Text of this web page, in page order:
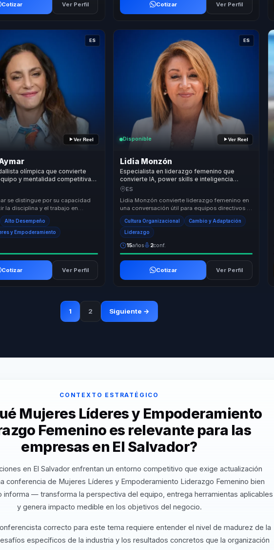
Cotizar Ver Perfil Cotizar Ver Perfil
ES
Ver Reel
olímpica que convierte
y mentalidad competitiva
y alto rendimiento para
se distingue por su capacidad
la disciplina y el trabajo en
en herramientas poderosas
Alto Desempeño
y Empoderamiento
Cotizar Ver Perfil
ES
Disponible Ver Reel
Lidia Monzón
Especialista en liderazgo femenino que
convierte IA, power skills e inteligencia
emocional en visibilidad, criterio y
ES
Lidia Monzón convierte liderazgo femenino en
una conversación útil para equipos directivos y
organizaciones en transformación. Conecta
IA...Cultura Organizacional Cambio y Adaptación
Liderazgo
15años 2conf.
Cotizar Ver Perfil
1 2 Siguiente →
CONTEXTO ESTRATÉGICO
Mujeres Líderes y Empoderamiento
Femenino es relevante para las
empresas en El Salvador?
en El Salvador enfrentan un entorno competitivo que exige actualización
conferencia de Mujeres Líderes y Empoderamiento Liderazgo Femenino bien
informa — transforma la perspectiva del equipo, entrega herramientas aplicables
y genera impacto medible en los objetivos del negocio.
correcto para este tema requiere entender el nivel de madurez de la
específicos de la industria y los resultados concretos que la organización